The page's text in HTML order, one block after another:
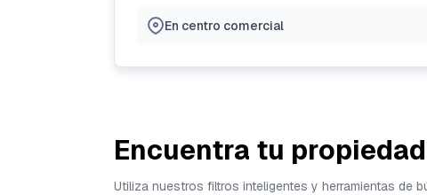
En centro comercial
Encuentra tu
Utiliza nuestros filtros inteligentes y herramientas de